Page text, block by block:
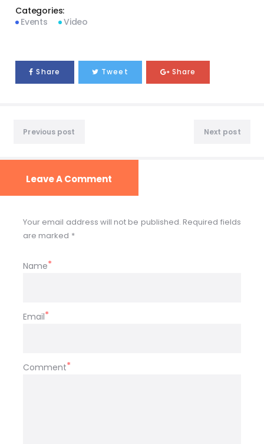
Categories:
Events
Video
Share Tweet Share
Previous post Next post
Leave A Comment
Your email address will not be published. Required fields
are marked *
Name
Email
Comment